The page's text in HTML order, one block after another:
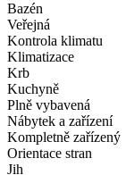
Bazén
Veřejná
Kontrola klimatu
Klimatizace
Krb
Kuchyně
Plně vybavená
Nábytek a zařízení
Kompletně zařízený
Orientace stran
Jih